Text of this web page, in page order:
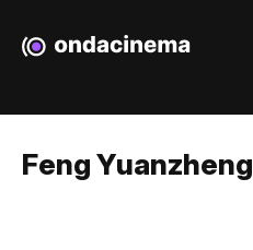
Feng Yuanzheng